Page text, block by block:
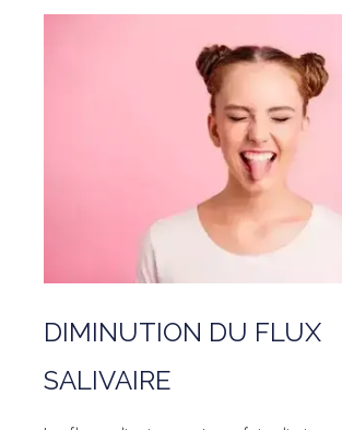
DIMINUTION DU FLUX
SALIVAIRE